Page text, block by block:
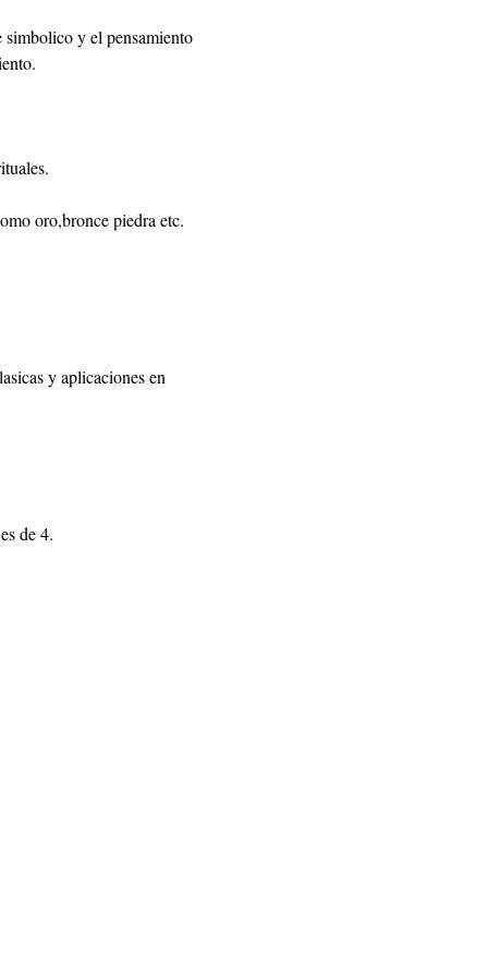
simbolico y el pensamiento
oro,bronce piedra etc.
y aplicaciones en
de 4.